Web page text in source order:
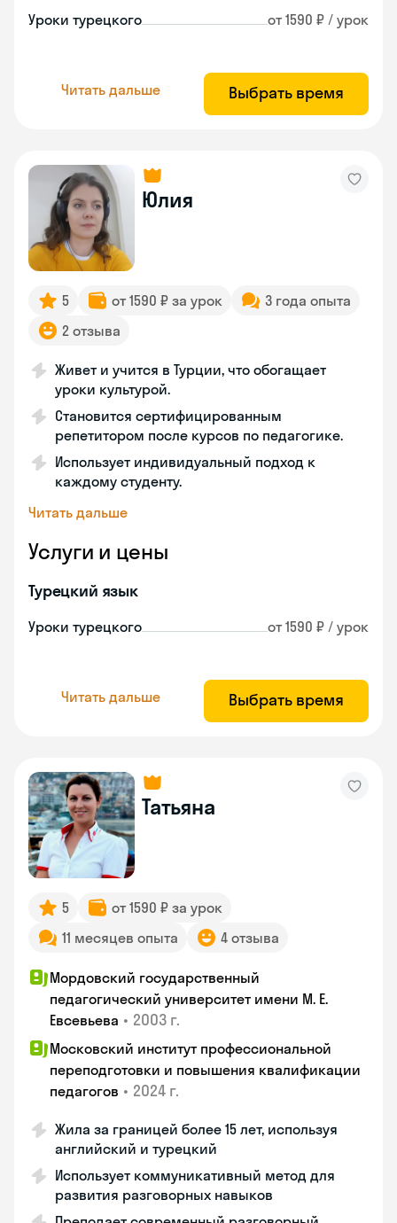
Уроки турецкого от 1590 ₽ / урок
Читать дальше Выбрать время
Юлия
5 от 1590 ₽ за урок
3 года опыта
2 отзыва
Живет и учится в Турции, что обогащает
уроки культурой.
Становится сертифицированным
репетитором после курсов по педагогике.
Использует индивидуальный подход к
каждому студенту.
Читать дальше
Услуги и цены
Турецкий язык
Уроки турецкого от 1590 ₽ / урок
Читать дальше Выбрать время
Татьяна
5
от 1590 ₽ за урок
11 месяцев опыта
4 отзыва
Мордовский государственный
педагогический университет имени М. Е.
Евсевьева • 2003 г.
Московский институт профессиональной
переподготовки и повышения квалификации
педагогов • 2024 г.
Жила за границей более 15 лет, используя
английский и турецкий
Использует коммуникативный метод для
развития разговорных навыков